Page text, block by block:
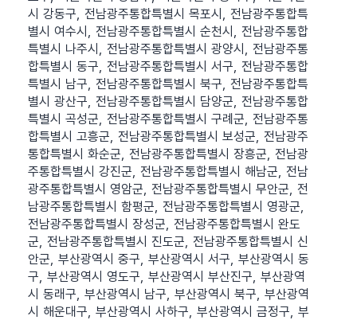
시 강동구, 전남광주통합특별시 목포시, 전남광주통합특
별시 여수시, 전남광주통합특별시 순천시, 전남광주통합
특별시 나주시, 전남광주통합특별시 광양시, 전남광주통
합특별시 동구, 전남광주통합특별시 서구, 전남광주통합
특별시 남구, 전남광주통합특별시 북구, 전남광주통합특
별시 광산구, 전남광주통합특별시 담양군, 전남광주통합
특별시 곡성군, 전남광주통합특별시 구례군, 전남광주통
합특별시 고흥군, 전남광주통합특별시 보성군, 전남광주
통합특별시 화순군, 전남광주통합특별시 장흥군, 전남광
주통합특별시 강진군, 전남광주통합특별시 해남군, 전남
광주통합특별시 영암군, 전남광주통합특별시 무안군, 전
남광주통합특별시 함평군, 전남광주통합특별시 영광군,
전남광주통합특별시 장성군, 전남광주통합특별시 완도
군, 전남광주통합특별시 진도군, 전남광주통합특별시 신
안군, 부산광역시 중구, 부산광역시 서구, 부산광역시 동
구, 부산광역시 영도구, 부산광역시 부산진구, 부산광역
시 동래구, 부산광역시 남구, 부산광역시 북구, 부산광역
시 해운대구, 부산광역시 사하구, 부산광역시 금정구, 부